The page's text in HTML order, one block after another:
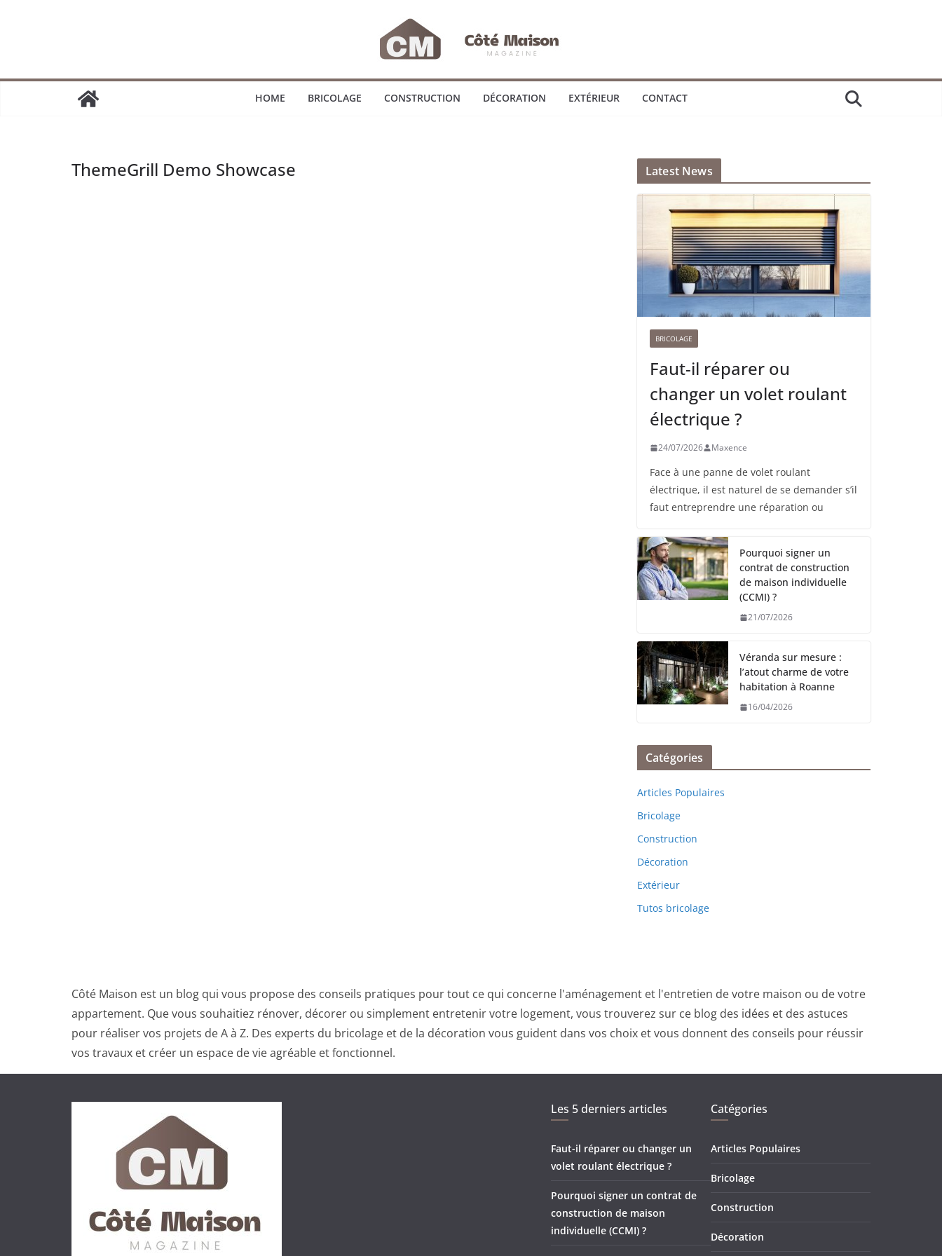
HOME BRICOLAGE CONSTRUCTION DÉCORATION EXTÉRIEUR CONTACT
ThemeGrill Demo Showcase Latest News
BRICOLAGE
Faut-il réparer ou
changer un volet roulant
électrique ?
24/07/2026 Maxence
Face à une panne de volet roulant
électrique, il est naturel de se demander s’il
faut entreprendre une réparation ou
Pourquoi signer un
contrat de construction
de maison individuelle
(CCMI) ?
21/07/2026
Véranda sur mesure :
l’atout charme de votre
habitation à Roanne
16/04/2026
Catégories
Articles Populaires
Bricolage
Construction
Décoration
Extérieur
Tutos bricolage
Côté Maison est un blog qui vous propose des conseils pratiques pour tout ce qui concerne l'aménagement et l'entretien de votre maison ou de votre
appartement. Que vous souhaitiez rénover, décorer ou simplement entretenir votre logement, vous trouverez sur ce blog des idées et des astuces
pour réaliser vos projets de A à Z. Des experts du bricolage et de la décoration vous guident dans vos choix et vous donnent des conseils pour réussir
vos travaux et créer un espace de vie agréable et fonctionnel.
Les 5 derniers articles
Faut-il réparer ou changer un
volet roulant électrique ?
Pourquoi signer un contrat de
construction de maison
individuelle (CCMI) ?
Catégories
Articles Populaires
Bricolage
Construction
Décoration